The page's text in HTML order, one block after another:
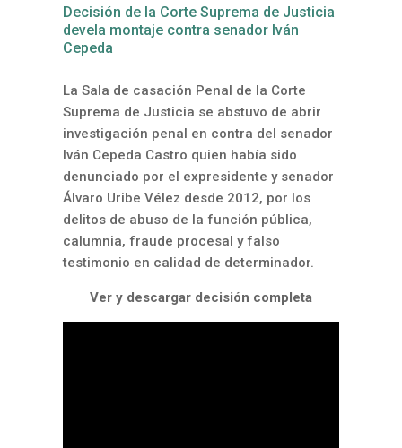
Decisión de la Corte Suprema de Justicia
devela montaje contra senador Iván
Cepeda
La Sala de casación Penal de la Corte
Suprema de Justicia se abstuvo de abrir
investigación penal en contra del senador
Iván Cepeda Castro quien había sido
denunciado por el expresidente y senador
Álvaro Uribe Vélez desde 2012, por los
delitos de abuso de la función pública,
calumnia, fraude procesal y falso
testimonio en calidad de determinador.
Ver y descargar decisión completa